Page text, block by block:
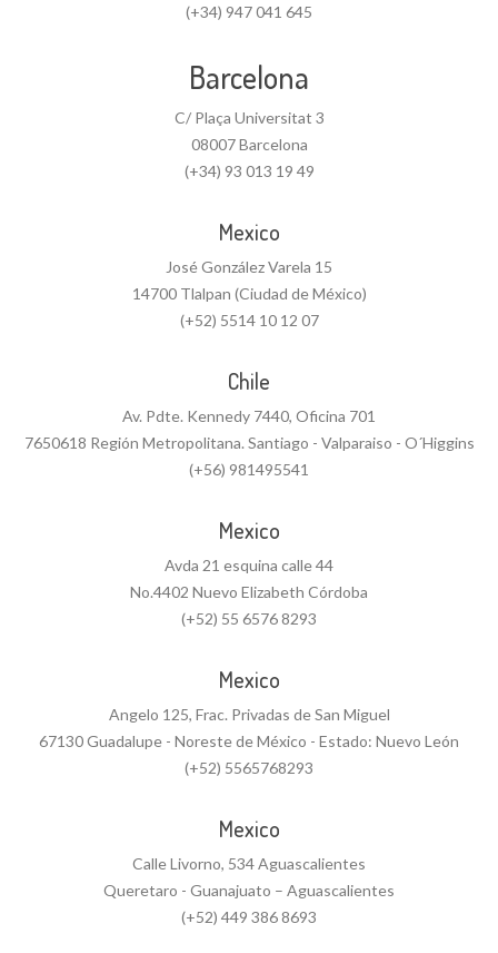
(+34) 947 041 645
Barcelona
C/ Plaça Universitat 3
08007 Barcelona
(+34) 93 013 19 49
Mexico
José González Varela 15
14700 Tlalpan (Ciudad de México)
(+52) 5514 10 12 07
Chile
Av. Pdte. Kennedy 7440, Oficina 701
7650618 Región Metropolitana. Santiago - Valparaiso - O´Higgins
(+56) 981495541
Mexico
Avda 21 esquina calle 44
No.4402 Nuevo Elizabeth Córdoba
(+52) 55 6576 8293
Mexico
Angelo 125, Frac. Privadas de San Miguel
67130 Guadalupe - Noreste de México - Estado: Nuevo León
(+52) 5565768293
Mexico
Calle Livorno, 534 Aguascalientes
Queretaro - Guanajuato – Aguascalientes
(+52) 449 386 8693